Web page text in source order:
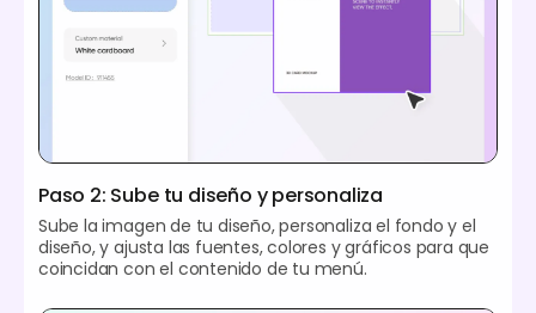
Paso 2: Sube tu diseño y personaliza
Sube la imagen de tu diseño, personaliza el fondo y el
diseño, y ajusta las fuentes, colores y gráficos para que
coincidan con el contenido de tu menú.